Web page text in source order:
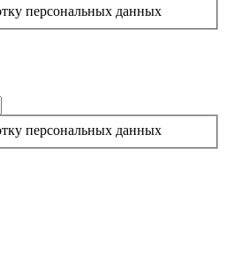
персональных данных
персональных данных